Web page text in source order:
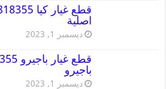
اصلية
ديسمبر 1, 2023
باجيرو
ديسمبر 1, 2023